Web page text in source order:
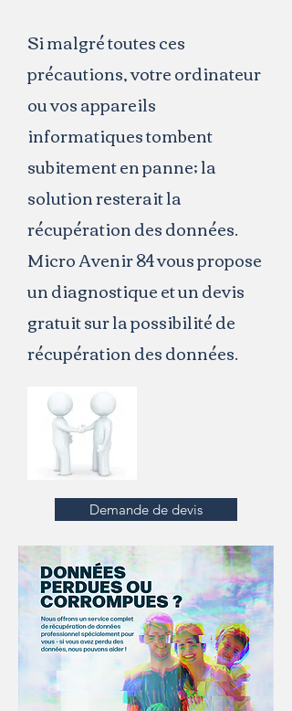
Si malgré toutes ces
précautions, votre ordinateur
ou vos appareils
informatiques tombent
subitement en panne;la
solution resterait la
récupération des données.
Micro Avenir 84 vous propose
un diagnostique et un devis
gratuit sur la possibilité de
récupération des données.
Demande de devis